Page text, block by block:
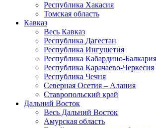
Республика Хакасия
Томская область
Кавказ
Весь Кавказ
Республика Дагестан
Республика Ингушетия
Республика Кабардино-Балкария
Республика Карачаево-Черкесия
Республика Чечня
Северная Осетия – Алания
Ставропольский край
Дальний Восток
Весь Дальний Восток
Амурская область